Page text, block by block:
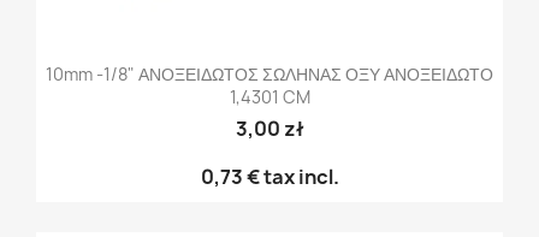
10mm -1/8" ΑΝΟΞΕΙΔΩΤΟΣ ΣΩΛΗΝΑΣ ΟΞΥ ΑΝΟΞΕΙΔΩΤΟ
1,4301 CM
3,00 zł
0,73 €tax incl.